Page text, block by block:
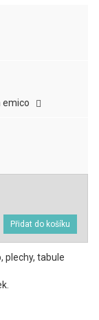
emico
plechy, tabule